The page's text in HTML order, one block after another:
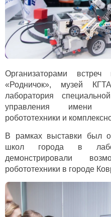
Организаторами
«Родничок», музей
лаборатория
управления имени
робототехники и
В рамках выставки был
школ города в
демонстрировали
робототехники в городе